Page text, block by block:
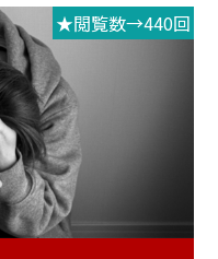
★閲覧数→440回